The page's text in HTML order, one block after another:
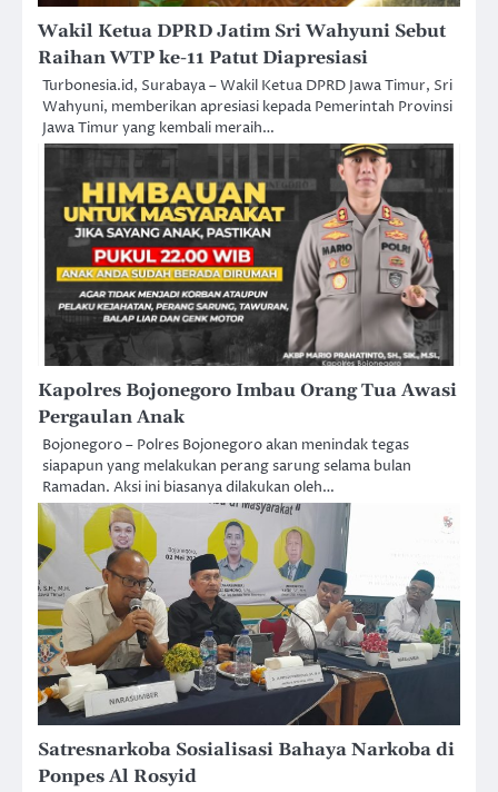
Wakil Ketua DPRD Jatim Sri Wahyuni Sebut
Raihan WTP ke-11 Patut Diapresiasi
Turbonesia.id, Surabaya – Wakil Ketua DPRD Jawa Timur, Sri
Wahyuni, memberikan apresiasi kepada Pemerintah Provinsi
Jawa Timur yang kembali meraih…
Kapolres Bojonegoro Imbau Orang Tua Awasi
Pergaulan Anak
Bojonegoro – Polres Bojonegoro akan menindak tegas
siapapun yang melakukan perang sarung selama bulan
Ramadan. Aksi ini biasanya dilakukan oleh…
Satresnarkoba Sosialisasi Bahaya Narkoba di
Ponpes Al Rosyid